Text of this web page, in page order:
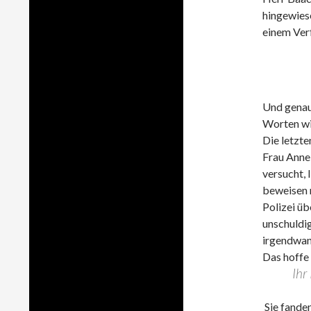
einem
Und
Worten
Die
Frau
versucht,
beweisen
Polizei
Das hoffe
Ihr
Sie